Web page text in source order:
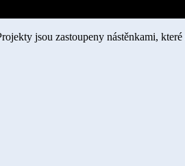
jsou zastoupeny nástěnkami,